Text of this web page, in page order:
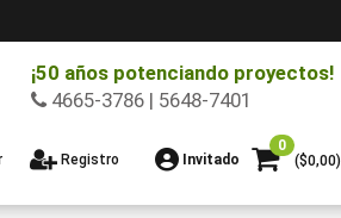
Invitado
Registro
0
($0,00)
¡50 años potenciando proyectos!
4665-3786 | 5648-7401